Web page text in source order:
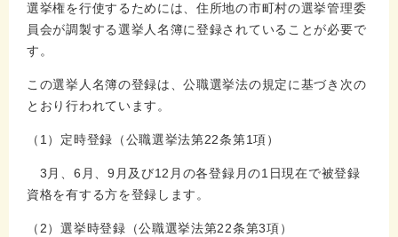
選挙権を行使するためには、住所地の市町村の選挙管理委
員会が調製する選挙人名簿に登録されていることが必要で
す。
この選挙人名簿の登録は、公職選挙法の規定に基づき次の
とおり行われています。
（1）定時登録（公職選挙法第22条第1項）
3月、6月、9月及び12月の各登録月の1日現在で被登録
資格を有する方を登録します。
（2）選挙時登録（公職選挙法第22条第3項）